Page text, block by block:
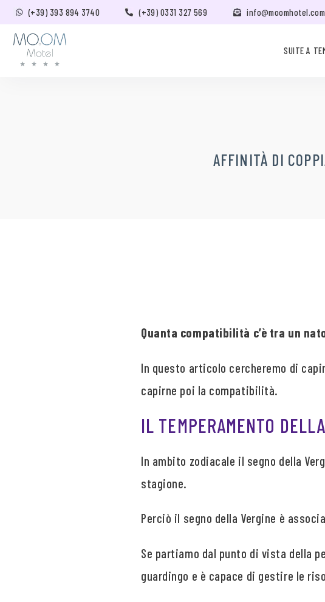
(+39) 393 894 3740 (+39) 0331 327 569 info@moomhotel.com
SUITE A
AFFINITÀ DI
Quanta compatibilità c’è tra un
In questo articolo cercheremo di
capirne poi la compatibilità.
IL TEMPERAMENTO
In ambito zodiacale il segno della
stagione.
Perciò il segno della Vergine è
Se partiamo dal punto di vista della
guardingo e è capace di gestire le